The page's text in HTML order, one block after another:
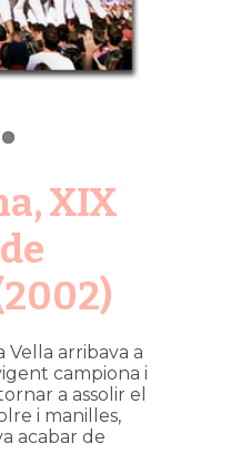
XIX
Vella arribava a
campiona i
a assolir el
i manilles,
acabar de